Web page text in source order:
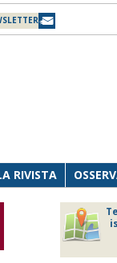
RIVISTA